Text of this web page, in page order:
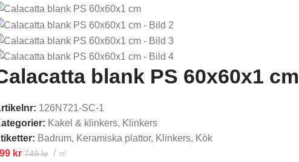
blank PS 60x60x1 cm
126N721-SC-1
Kakel & klinkers, Klinkers
Badrum, Keramiska plattor, Klinkers, Kök
kr 749kr ㎡